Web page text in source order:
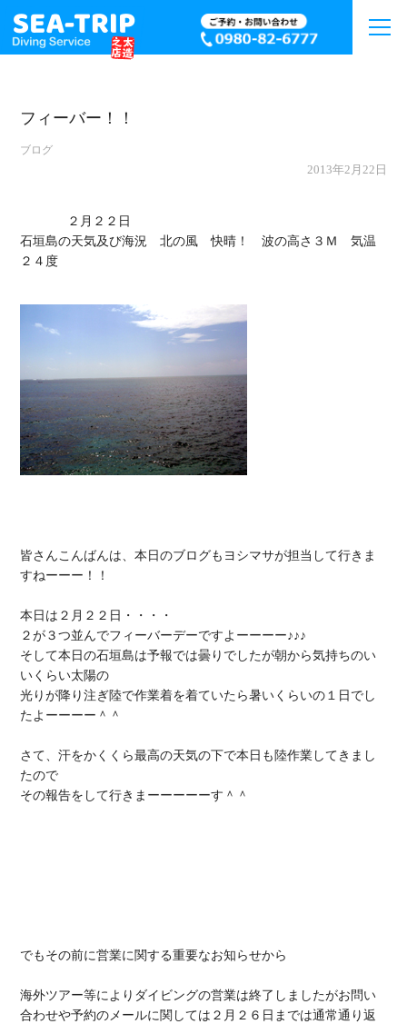
フィーバー！！
ブログ
2013年2月22日
石垣島の天気及び海況　北の風　快晴！　波の高さ３Ｍ　気温
２４度
皆さんこんばんは、本日のブログもヨシマサが担当して行きま
すねーーー！！
本日は２月２２日・・・・
２が３つ並んでフィーバーデーですよーーーー♪♪♪
そして本日の石垣島は予報では曇りでしたが朝から気持ちのい
いくらい太陽の
光りが降り注ぎ陸で作業着を着ていたら暑いくらいの１日でし
たよーーーー＾＾
さて、汗をかくくら最高の天気の下で本日も陸作業してきまし
たので
その報告をして行きまーーーーーす＾＾
でもその前に営業に関する重要なお知らせから
海外ツアー等によりダイビングの営業は終了しましたがお問い
合わせや予約のメールに関しては ２月２６日までは通常通り返